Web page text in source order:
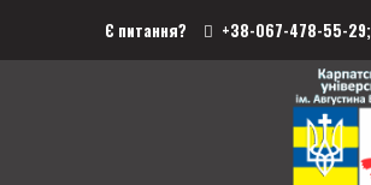
Є питання? +38-067-478-55-29;